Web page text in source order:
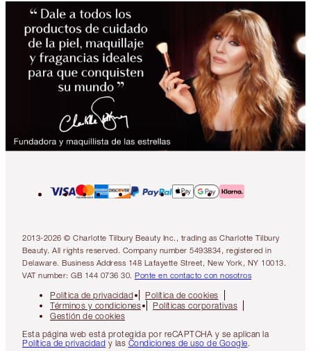
2013-2026 © Charlotte Tilbury Beauty Inc., trading as Charlotte Tilbury
Beauty. All rights reserved. Company number 5493834, registered in
Delaware. Business Address 148 Lafayette Street, New York, NY 10013.
VAT number: GB 144 0736 30. Ponte en contacto con nosotros
Política de privacidad
Política de cookies
Términos y condiciones
Políticas corporativas
Gestión de cookies
Esta página web está protegida por reCAPTCHA y se aplican la
Política de privacidad y las Condiciones de uso de Google.